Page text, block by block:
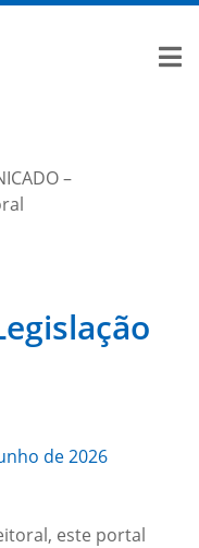
–
de 2026
este portal